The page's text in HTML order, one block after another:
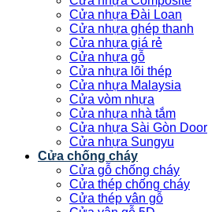
Cửa nhựa Đài Loan
Cửa nhựa ghép thanh
Cửa nhựa giá rẻ
Cửa nhựa gỗ
Cửa nhựa lõi thép
Cửa nhựa Malaysia
Cửa vòm nhựa
Cửa nhựa nhà tắm
Cửa nhựa Sài Gòn Door
Cửa nhựa Sungyu
Cửa chống cháy
Cửa gỗ chống cháy
Cửa thép chống cháy
Cửa thép vân gỗ